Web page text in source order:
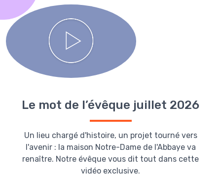
Le mot de l’évêque juillet 2026
Un lieu chargé d'histoire, un projet tourné vers
l'avenir : la maison Notre-Dame de l'Abbaye va
renaître. Notre évêque vous dit tout dans cette
vidéo exclusive.